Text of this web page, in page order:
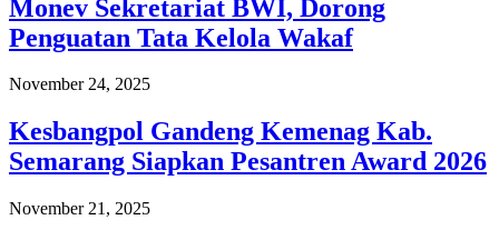
Monev Sekretariat BWI, Dorong
Penguatan Tata Kelola Wakaf
November 24, 2025
Kesbangpol Gandeng Kemenag Kab.
Semarang Siapkan Pesantren Award 2026
November 21, 2025